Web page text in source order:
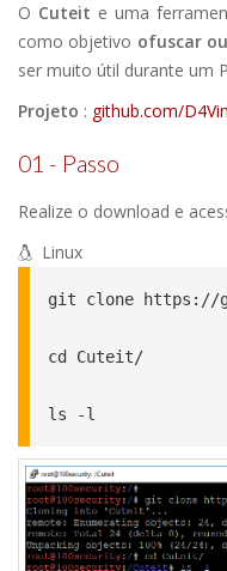
O Cuteit e uma
como objetivo ofuscar
ser muito útil durante um
Projeto : github.com/
01 - Passo
Realize o download e
Linux
git clone https://
cd Cuteit/
ls -l